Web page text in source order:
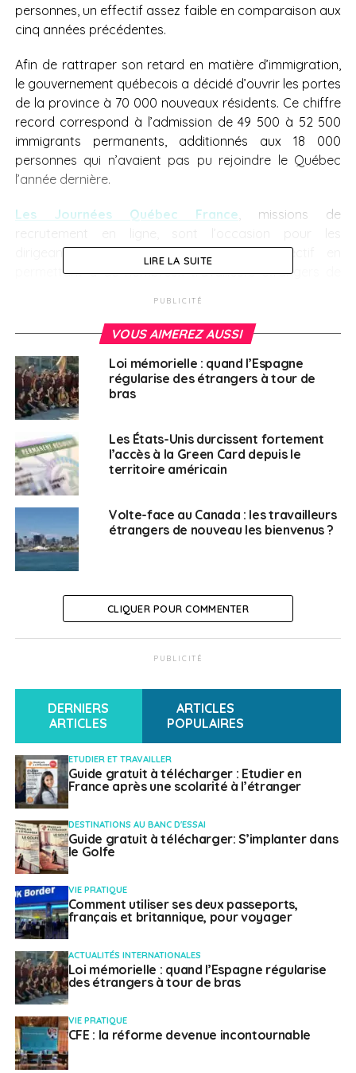
personnes, un effectif assez faible en comparaison aux
cinq années précédentes.
Afin de rattraper son retard en matière d’immigration,
le gouvernement québecois a décidé d’ouvrir les portes
de la province à 70 000 nouveaux résidents. Ce chiffre
record correspond à l’admission de 49 500 à 52 500
immigrants permanents, additionnés aux 18 000
personnes qui n’avaient pas pu rejoindre le Québec
l’année dernière.
Les Journées Québec France , missions de
dirigeants québecois d’atteindre leur objectif en
permettant à de nombreux travailleurs étrangers de
SUJETS ASSOCIÉS: FEATURED IMMIGRATION QUÉBEC
A SUIVRE
Covid-19 : les étrangers persona non grata en
Chine
NE RATEZ PAS
Les derniers conseils aux voyageurs du Quai
d’Orsay
Anaëlle Racine
LIRE LA SUITE
PUBLICITÉ
VOUS AIMEREZ AUSSI
Loi mémorielle : quand l’Espagne
régularise des étrangers à tour de
bras
Les États-Unis durcissent fortement
l’accès à la Green Card depuis le
territoire américain
Volte-face au Canada : les travailleurs
étrangers de nouveau les bienvenus ?
CLIQUER POUR COMMENTER
PUBLICITÉ
DERNIERS
ARTICLES
ARTICLES
POPULAIRES
ETUDIER ET TRAVAILLER
Guide gratuit à télécharger : Etudier en
France après une scolarité à l’étranger
DESTINATIONS AU BANC D'ESSAI
Guide gratuit à télécharger: S’implanter dans
le Golfe
VIE PRATIQUE
Comment utiliser ses deux passeports,
français et britannique, pour voyager
ACTUALITÉS INTERNATIONALES
Loi mémorielle : quand l’Espagne régularise
des étrangers à tour de bras
VIE PRATIQUE
CFE : la réforme devenue incontournable